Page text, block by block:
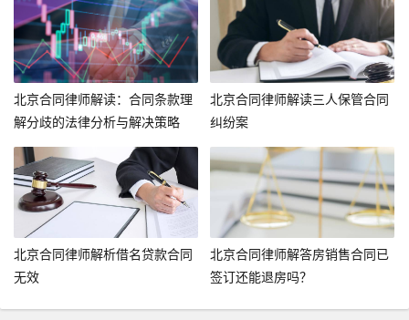
北京合同律师解读：合同条款理
解分歧的法律分析与解决策略
北京合同律师解读三人保管合同
纠纷案
北京合同律师解析借名贷款合同
无效
北京合同律师解答房销售合同已
签订还能退房吗？